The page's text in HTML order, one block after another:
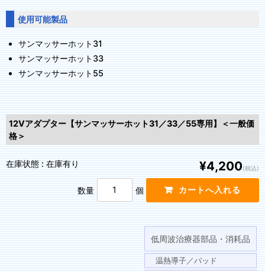
使用可能製品
サンマッサーホット31
サンマッサーホット33
サンマッサーホット55
12Vアダプター【サンマッサーホット31／33／55専用】＜一般価
格＞
在庫状態 : 在庫有り ¥4,200(税込)
数量 個
低周波治療器部品・消耗品
温熱導子／パッド